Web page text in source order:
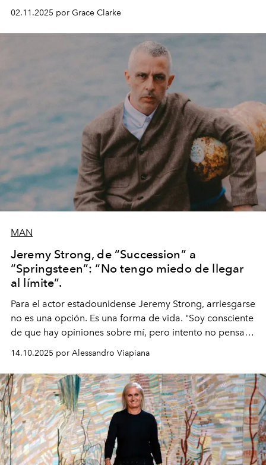
fechas en Norteamérica a partir de abril del próximo
02.11.2025 por Grace Clarke
MAN
Jeremy Strong, de “Succession” a
“Springsteen”: “No tengo miedo de llegar
al límite”.
Para el actor estadounidense Jeremy Strong, arriesgarse
no es una opción. Es una forma de vida. "Soy consciente
de que hay opiniones sobre mí, pero intento no pensar
demasiado en cómo me perciben. Creo que es una
pérdida de tiempo", afirma.
14.10.2025 por Alessandro Viapiana